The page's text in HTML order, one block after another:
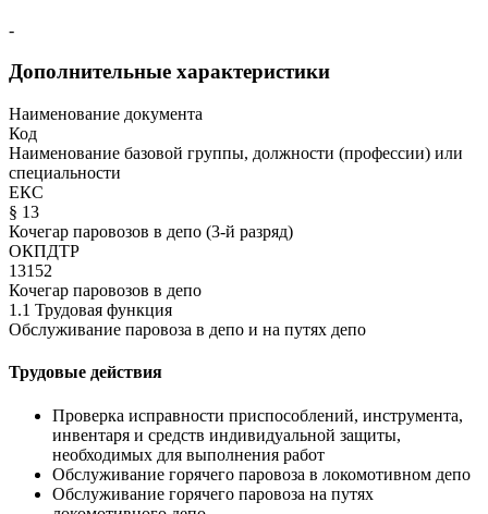
-
Дополнительные характеристики
Наименование документа
Код
Наименование базовой группы, должности (профессии) или
специальности
ЕКС
§ 13
Кочегар паровозов в депо (3-й разряд)
ОКПДТР
13152
Кочегар паровозов в депо
1.1 Трудовая функция
Обслуживание паровоза в депо и на путях депо
Трудовые действия
Проверка исправности приспособлений, инструмента,
инвентаря и средств индивидуальной защиты,
необходимых для выполнения работ
Обслуживание горячего паровоза в локомотивном депо
Обслуживание горячего паровоза на путях